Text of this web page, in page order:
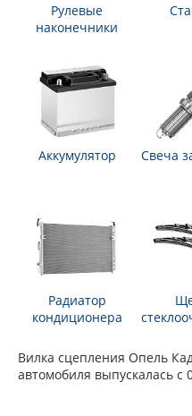
Рулевые
наконечники
Аккумулятор Свеча
Радиатор
кондиционера
Вилка сцепления Опель
автомобиля выпускалась с